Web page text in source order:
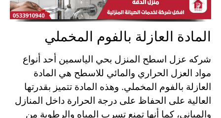
المادة العازلة بالفوم المخملي
شركه عزل اسطح المنزل بحي الياسمين أحد أنواع
مواد العزل الحراري والمائي للاسطح هي المادة
العازلة بالفوم المخملي. وهذه المادة تتميز بقدرتها
العالية على الحفاظ على درجة الحرارة داخل المنازل
والمباني، كما أنها تمنع تسرب المياه والرطوبة من